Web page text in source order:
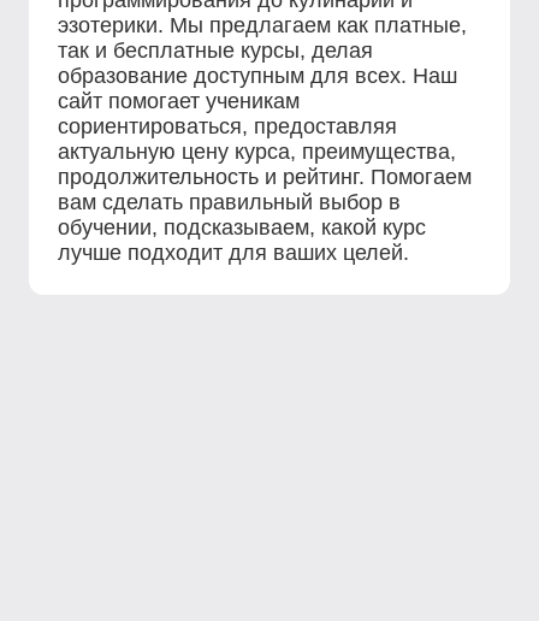
эзотерики. Мы предлагаем как платные,
так и бесплатные курсы, делая
образование доступным для всех. Наш
сайт помогает ученикам
сориентироваться, предоставляя
актуальную цену курса, преимущества,
продолжительность и рейтинг. Помогаем
вам сделать правильный выбор в
обучении, подсказываем, какой курс
лучше подходит для ваших целей.